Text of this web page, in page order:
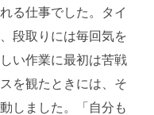
る仕事でした。タイ
段取りには毎回気を
い作業に最初は苦戦
を観たときには、そ
しました。「自分も